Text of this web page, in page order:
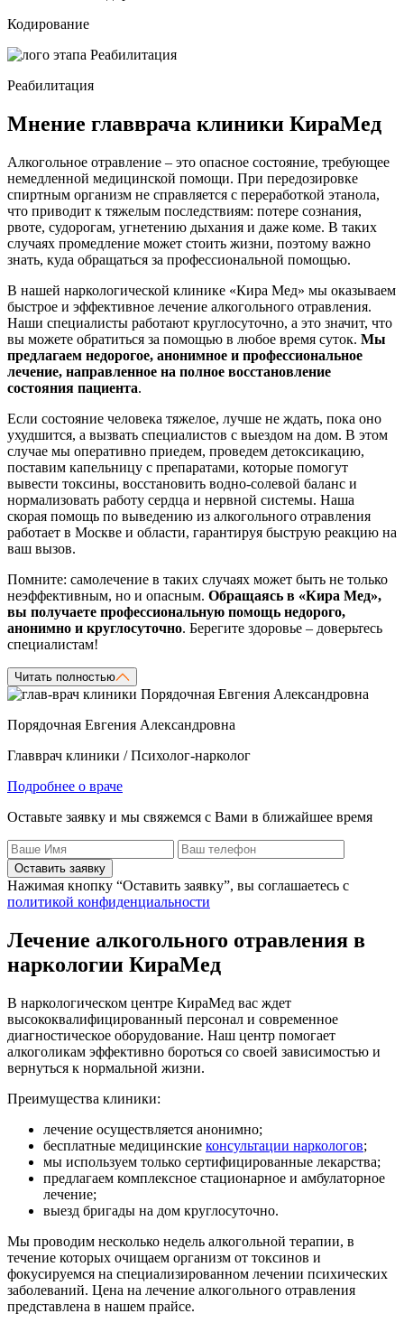
Кодирование
Реабилитация
Мнение главврача клиники КираМед
Алкогольное отравление – это опасное состояние, требующее
немедленной медицинской помощи. При передозировке
спиртным организм не справляется с переработкой этанола,
что приводит к тяжелым последствиям: потере сознания,
рвоте, судорогам, угнетению дыхания и даже коме. В таких
случаях промедление может стоить жизни, поэтому важно
знать, куда обращаться за профессиональной помощью.
В нашей наркологической клинике «Кира Мед» мы оказываем
быстрое и эффективное лечение алкогольного отравления.
Наши специалисты работают круглосуточно, а это значит, что
вы можете обратиться за помощью в любое время суток. Мы
предлагаем недорогое, анонимное и профессиональное
лечение, направленное на полное восстановление
состояния пациента.
Если состояние человека тяжелое, лучше не ждать, пока оно
ухудшится, а вызвать специалистов с выездом на дом. В этом
случае мы оперативно приедем, проведем детоксикацию,
поставим капельницу с препаратами, которые помогут
вывести токсины, восстановить водно-солевой баланс и
нормализовать работу сердца и нервной системы. Наша
скорая помощь по выведению из алкогольного отравления
работает в Москве и области, гарантируя быструю реакцию на
ваш вызов.
Помните: самолечение в таких случаях может быть не только
неэффективным, но и опасным. Обращаясь в «Кира Мед»,
вы получаете профессиональную помощь недорого,
анонимно и круглосуточно. Берегите здоровье – доверьтесь
специалистам!
Читать полностью
Порядочная Евгения Александровна
Главврач клиники / Психолог-нарколог
Подробнее о враче
Оставьте заявку и мы свяжемся с Вами в ближайшее время
Оставить заявку
Нажимая кнопку “Оставить заявку”, вы соглашаетесь с
политикой конфиденциальности
Лечение алкогольного отравления в
наркологии КираМед
В наркологическом центре КираМед вас ждет
высококвалифицированный персонал и современное
диагностическое оборудование. Наш центр помогает
алкоголикам эффективно бороться со своей зависимостью и
вернуться к нормальной жизни.
Преимущества клиники:
лечение осуществляется анонимно;
бесплатные медицинские консультации наркологов;
мы используем только сертифицированные лекарства;
предлагаем комплексное стационарное и амбулаторное
лечение;
выезд бригады на дом круглосуточно.
Мы проводим несколько недель алкогольной терапии, в
течение которых очищаем организм от токсинов и
фокусируемся на специализированном лечении психических
заболеваний. Цена на лечение алкогольного отравления
представлена в нашем прайсе.